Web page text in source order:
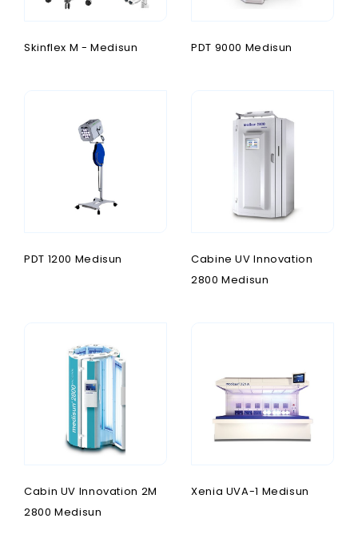
Skinflex M - Medisun PDT 9000 Medisun
PDT 1200 Medisun
Cabine UV Innovation
2800 Medisun
Cabin UV Innovation 2M
2800 Medisun
Xenia UVA-1 Medisun